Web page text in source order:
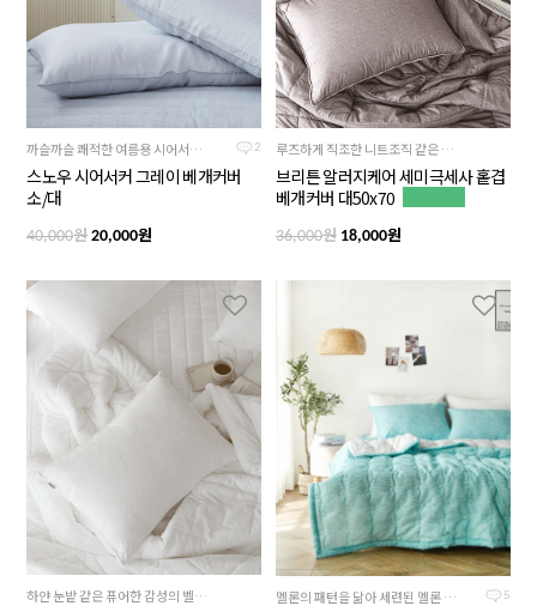
2
까슬까슬 쾌적한 여름용 시어서커원단, 차분하고 시크한 그레이컬러
스노우 시어서커 그레이 베개커버
소/대
40,000원20,000원
루즈하게 직조한 니트조직 같은 브라운 톤의 알러지케어 원단과 녹아내릴듯 부드러운 크리미 하고 소프트한 모카베이지 컬러의 초극세사 안감의 양면-2way로 사용
브리튼 알러지케어 세미극세사 홑겹
베개커버 대50x70
36,000원 18,000원
하얀 눈밭 같은 퓨어한 감성의 벨벳처럼 부드러운 스노우 화이트! 털빠짐과 먼지날림이 적어 관리가 쉬운 3mm극세사 5
멜론의 패턴을 닮아 세련된 멜론 컬러의 여름침구